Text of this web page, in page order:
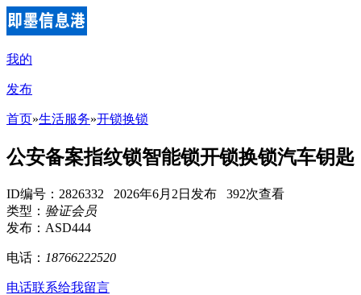
我的
发布
首页»生活服务»开锁换锁
公安备案指纹锁智能锁开锁换锁汽车钥匙
ID编号：2826332 2026年6月2日发布 392次查看
类型： 验证会员
发布：ASD444
电话： 18766222520
电话联系给我留言